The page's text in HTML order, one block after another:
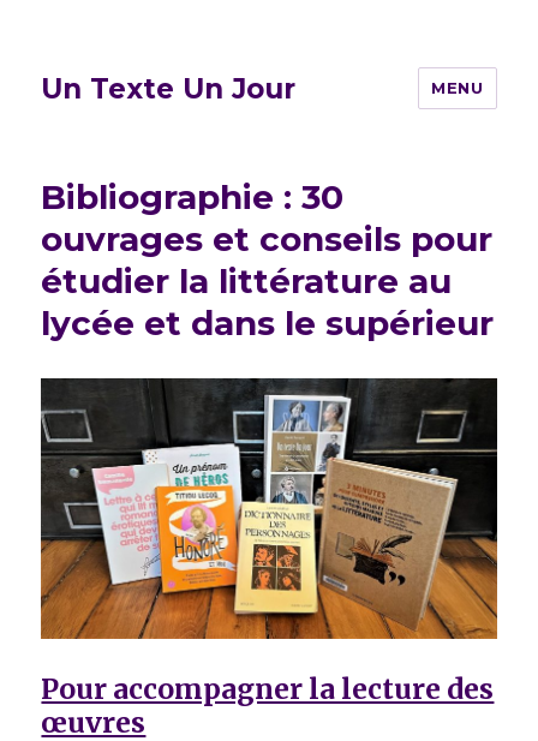
Un Texte Un Jour MENU
Bibliographie : 30
ouvrages et conseils pour
étudier la littérature au
lycée et dans le supérieur
Pour accompagner la lecture des
œuvres